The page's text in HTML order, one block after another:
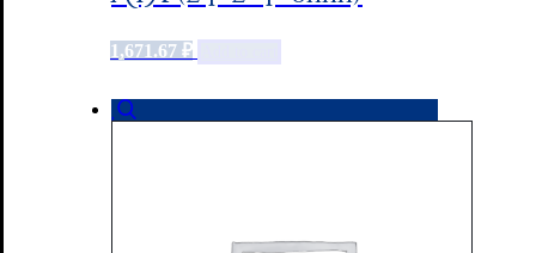
1,671.67 ₽